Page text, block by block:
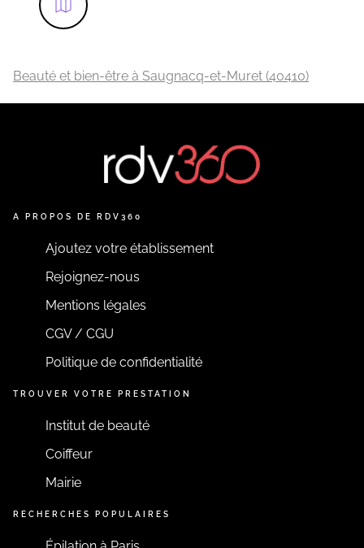
Beauté et bien-être à Saugnacq-et-Muret (40410)
A PROPOS DE RDV360
Ajoutez votre établissement
Rejoignez-nous
Mentions légales
CGV / CGU
Politique de confidentialité
TROUVER VOTRE PRESTATION
Institut de beauté
Coiffeur
Mairie
RECHERCHES POPULAIRES